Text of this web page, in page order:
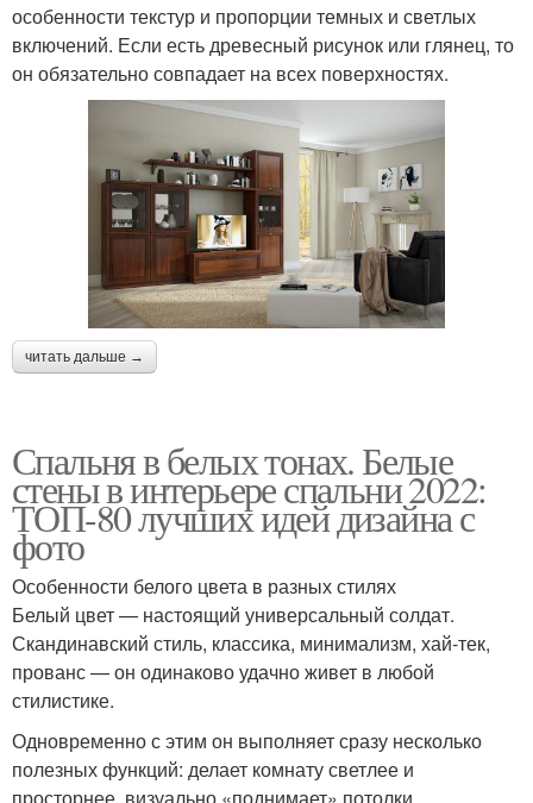
особенности текстур и пропорции темных и светлых
включений. Если есть древесный рисунок или глянец, то
он обязательно совпадает на всех поверхностях.
читать дальше →
Спальня в белых тонах. Белые
стены в интерьере спальни 2022:
ТОП-80 лучших идей дизайна с
фото
Особенности белого цвета в разных стилях
Белый цвет — настоящий универсальный солдат.
Скандинавский стиль, классика, минимализм, хай-тек,
прованс — он одинаково удачно живет в любой
стилистике.
Одновременно с этим он выполняет сразу несколько
полезных функций: делает комнату светлее и
просторнее, визуально «поднимает» потолки.